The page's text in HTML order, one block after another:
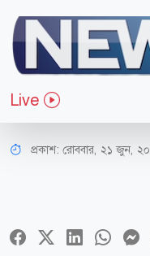
Live
জাতীয়
রাত ১টার
বেগে বজ্রসহ
প্রকাশ: রোববার, ২১ জুন,